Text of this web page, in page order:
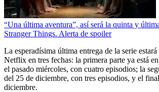
“Una última aventura”, así será la quinta y
Stranger Things. Alerta de spoiler
La esperadísima última entrega de la serie
Netflix en tres fechas: la primera parte ya está
el pasado miércoles, con cuatro episodios; la
del 25 de diciembre, con tres episodios, y el
diciembre.